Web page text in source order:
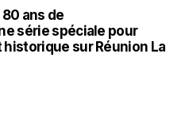
ans de
série spéciale pour
sur Réunion La